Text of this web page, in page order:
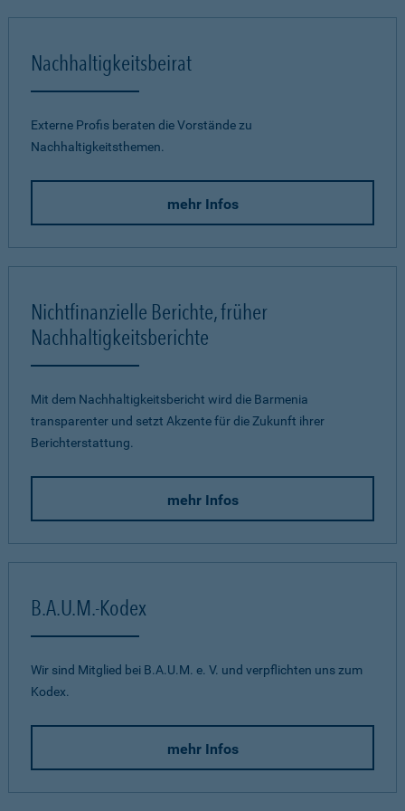
Nachhaltigkeitsbeirat
Externe Profis beraten die Vorstände zu
Nachhaltigkeitsthemen.
mehr Infos
Nichtfinanzielle Berichte, früher
Nachhaltigkeitsberichte
Mit dem Nachhaltigkeitsbericht wird die Barmenia
transparenter und setzt Akzente für die Zukunft ihrer
Berichterstattung.
mehr Infos
B.A.U.M.-Kodex
Wir sind Mitglied bei B.A.U.M. e. V. und verpflichten uns zum
Kodex.
mehr Infos